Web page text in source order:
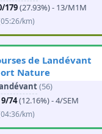
179(27.93%) - 13/M1M
km)
de Landévant
Nature
(56)
9/74(12.16%) - 4/SEM
km)